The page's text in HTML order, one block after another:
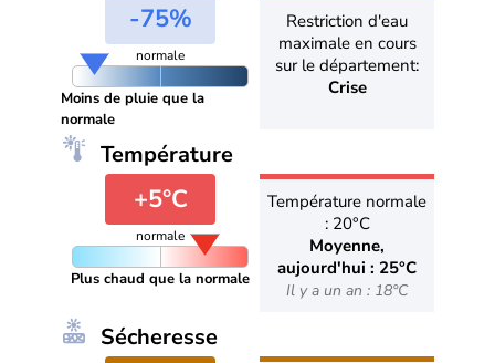
-75%
normale
Moins de pluie que la
normale
Restriction d'eau
maximale en cours
sur le département:
Crise
Température
+5°C
normale
Plus chaud que la normale
Température normale
: 20°C
Moyenne,
aujourd'hui : 25°C
Il y a un an : 18°C
Sécheresse